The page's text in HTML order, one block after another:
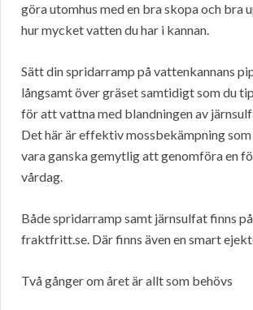
göra utomhus med en bra skopa och bra
hur mycket vatten du har i kannan.
Sätt din spridarramp på vattenkannans
långsamt över gräset samtidigt som du
för att vattna med blandningen av
Det här är effektiv mossbekämpning
vara ganska gemytlig att genomföra en
vårdag.
Både spridarramp samt järnsulfat finns
fraktfritt.se. Där finns även en smart
Två gånger om året är allt som behövs